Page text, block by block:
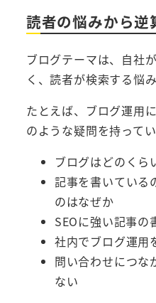
読者の悩みから逆
ブログテーマは、自社
く、読者が検索する悩
たとえば、ブログ運用
のような疑問を持ってい
ブログはどのくら
記事を書いている
のはなぜか
SEOに強い記事の
社内でブログ運用
問い合わせにつな
ない